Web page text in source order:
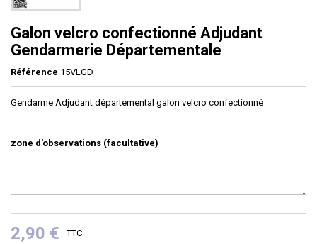
Galon velcro confectionné Adjudant
Gendarmerie Départementale
Référence 15VLGD
Gendarme Adjudant départemental galon velcro confectionné
zone d'observations (facultative)
2,90 € TTC